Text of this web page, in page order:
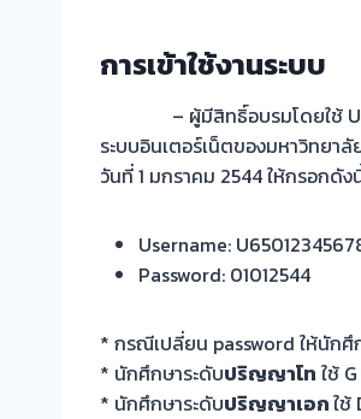
การเข้าใช้งานระบบ
– ผู้มีสิทธิ์อบรมโดยใช้
ระบบอินเตอร์เน็ตของมหาวิทยา
วันที่ 1 มกราคม 2544 ให้กรอกดัง
Username:
Password: 01012544
* กรณีเปลี่ยน password ให้นักศึ
* นักศึกษาระดับปริญญาโท ใช้
* นักศึกษาระดับปริญญาเอกใช้